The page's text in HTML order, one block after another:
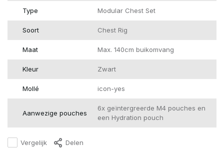
Type Modular Chest Set
Soort Chest Rig
Maat Max. 140cm buikomvang
Kleur Zwart
Mollé icon-yes
Aanwezige pouches
6x geïntergreerde M4 pouches en
een Hydration pouch
Vergelijk Delen